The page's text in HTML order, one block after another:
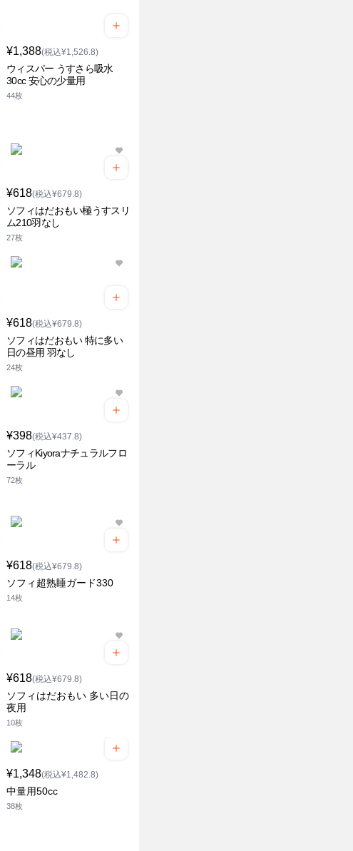
¥1,388(税込¥1,526.8)
ウィスパー うすさら吸水
30cc 安心の少量用
44枚
¥618(税込¥679.8)
ソフィはだおもい極うすスリ
ム210羽なし
27枚
¥618(税込¥679.8)
ソフィはだおもい 特に多い
日の昼用 羽なし
24枚
¥398(税込¥437.8)
ソフィKiyoraナチュラルフロ
ーラル
72枚
¥618(税込¥679.8)
ソフィ超熟睡ガード330
14枚
¥618(税込¥679.8)
ソフィはだおもい 多い日の
夜用
10枚
¥1,348(税込¥1,482.8)
中量用50cc
38枚